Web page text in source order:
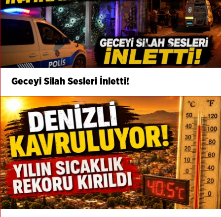
Geceyi Silah Sesleri İnletti!